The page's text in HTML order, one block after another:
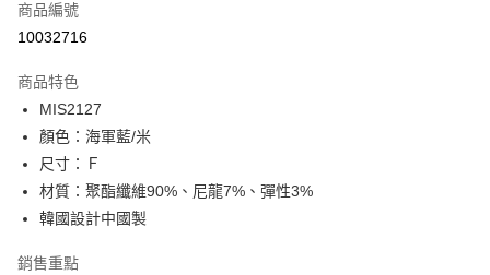
超商取貨付款
Apple Pay
街口支付
悠遊付
Google Pay
全盈+PAY
商品編號
10032716
商品特色
MIS2127
顏色：海軍藍/米
尺寸：Ｆ
材質：聚酯纖維90%、尼龍7%、彈性3%
韓國設計中國製
銷售重點